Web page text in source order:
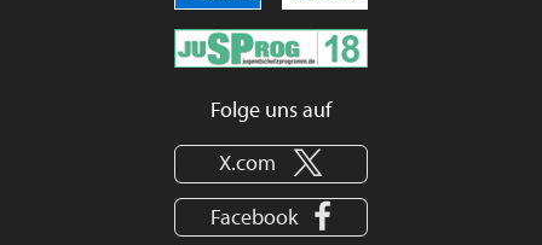
Folge uns auf
X.com
Facebook